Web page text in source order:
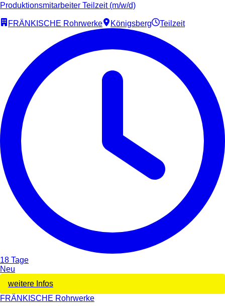
Produktionsmitarbeiter Teilzeit (m/w/d)
FRÄNKISCHE Rohrwerke Königsberg Teilzeit
18 Tage
Neu
weitere Infos
FRÄNKISCHE Rohrwerke